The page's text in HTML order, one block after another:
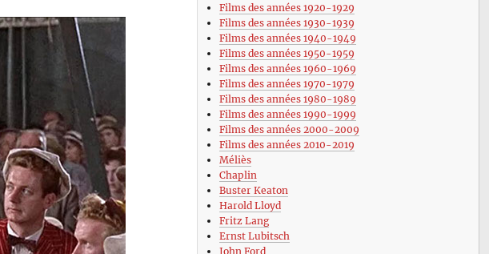
Films des années 1920-1929
Films des années 1930-1939
Films des années 1940-1949
Films des années 1950-1959
Films des années 1960-1969
Films des années 1970-1979
Films des années 1980-1989
Films des années 1990-1999
Films des années 2000-2009
Films des années 2010-2019
Méliès
Chaplin
Buster Keaton
Harold Lloyd
Fritz Lang
Ernst Lubitsch
John Ford